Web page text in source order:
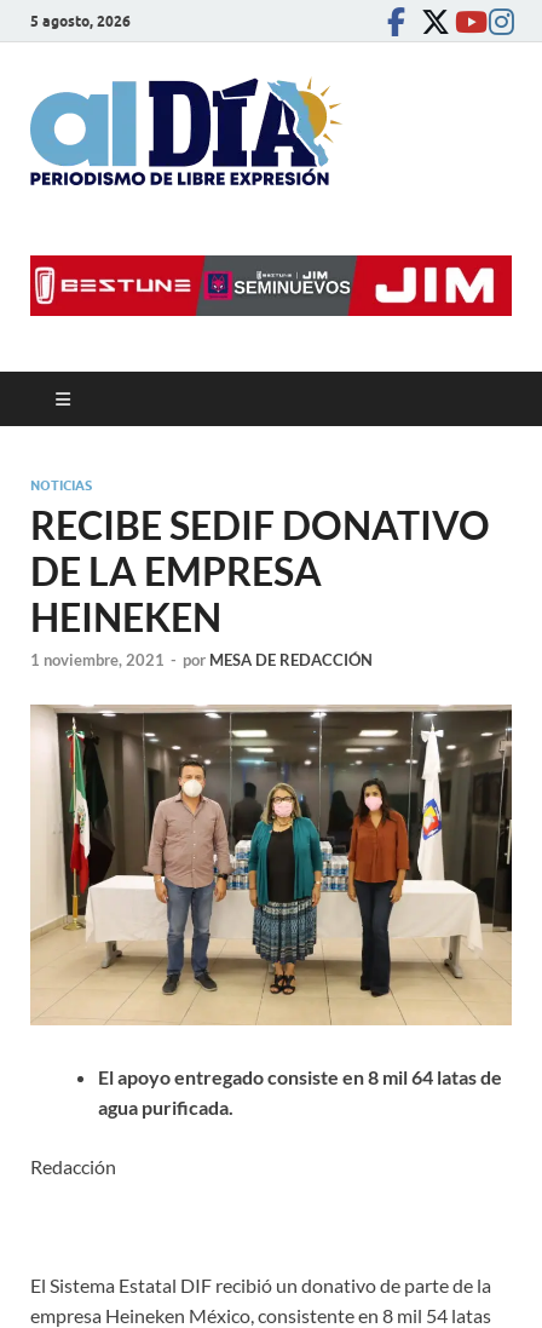
5 agosto, 2026
NOTICIAS
RECIBE SEDIF DONATIVO
DE LA EMPRESA
HEINEKEN
1 noviembre, 2021 - por MESA DE REDACCIÓN
El apoyo entregado consiste en 8 mil 64 latas de
agua purificada.
Redacción
El Sistema Estatal DIF recibió un donativo de parte de la
empresa Heineken México, consistente en 8 mil 54 latas